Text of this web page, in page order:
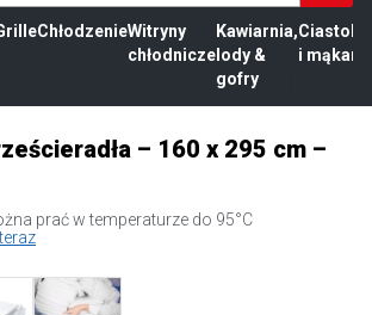
ChłodzenieWitryny
chłodnicze
Kawiarnia,
lody &
gofry
Ciasto
i mąka
– 160 x 295 cm –
prać w temperaturze do 95°C